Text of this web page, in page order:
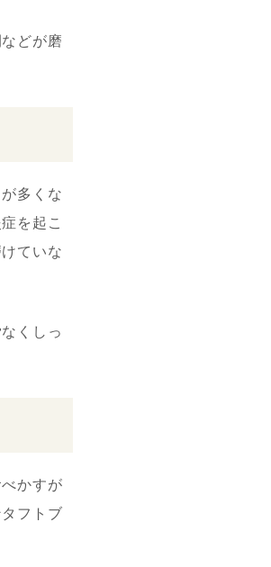
どが磨
多くな
を起こ
ていな
くしっ
かすが
フトブ